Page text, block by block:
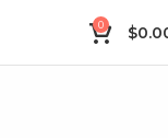
0 $